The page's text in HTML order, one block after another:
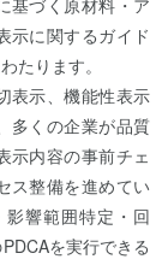
基づく原材料・ア
示に関するガイド
たります。
表示、機能性表示
多くの企業が品質
示内容の事前チェ
ス整備を進めてい
響範囲特定・回
を実行できる